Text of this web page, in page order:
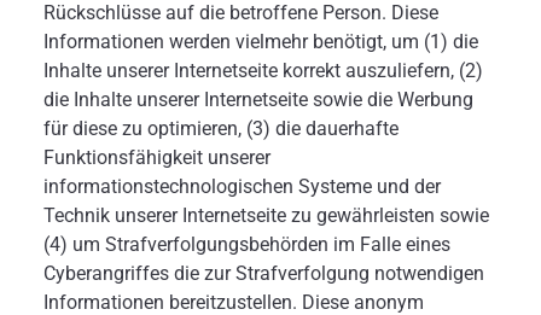
Rückschlüsse auf die betroffene Person. Diese
Informationen werden vielmehr benötigt, um (1) die
Inhalte unserer Internetseite korrekt auszuliefern, (2)
die Inhalte unserer Internetseite sowie die Werbung
für diese zu optimieren, (3) die dauerhafte
Funktionsfähigkeit unserer
informationstechnologischen Systeme und der
Technik unserer Internetseite zu gewährleisten sowie
(4) um Strafverfolgungsbehörden im Falle eines
Cyberangriffes die zur Strafverfolgung notwendigen
Informationen bereitzustellen. Diese anonym